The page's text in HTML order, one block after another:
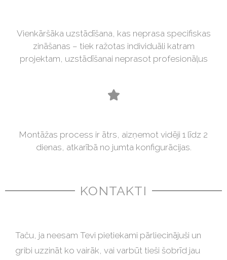
Vienkāršāka uzstādīšana, kas neprasa specifiskas
zināšanas – tiek ražotas individuāli katram
projektam, uzstādīšanai neprasot profesionāļus
Montāžas process ir ātrs, aizņemot vidēji 1 līdz 2
dienas, atkarībā no jumta konfigurācijas.
KONTAKTI
Taču, ja neesam Tevi pietiekami pārliecinājuši un
gribi uzzināt ko vairāk, vai varbūt tieši šobrīd jau